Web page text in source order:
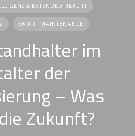
& EXTENDED REALITY
SMART MAINTENANCE
im
der
– Was
Zukunft?